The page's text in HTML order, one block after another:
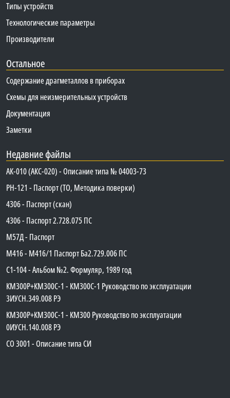
Типы устройств
Технологические параметры
Производители
Остальное
Содержание драгметаллов в приборах
Схемы для неизмерительных устройств
Документация
Заметки
Недавние файлы
АК-010 (АКС-020) - Описание типа № 04003-73
PH-121 - Паспорт (ТО, Методика поверки)
4306 - Паспорт (скан)
4306 - Паспорт 2.728.075 ПС
М57Д - Паспорт
М416 - М416/1 Паспорт Ба2.729.006 ПС
C1-104 - Альбом №2. Формуляр, 1989 год
КМ300Р+КМ300С-1 - КМ300C-1 Руководство по эксплуатации
3ИУСН.349.008 РЭ
КМ300Р+КМ300С-1 - КМ300 Руководство по эксплуатации
0ИУСН.140.008 РЭ
СО 3001 - Описание типа СИ